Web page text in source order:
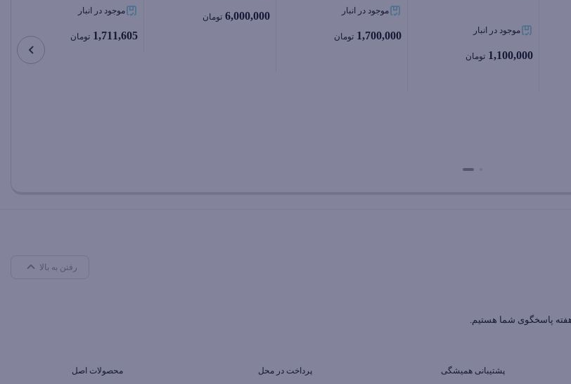
موجود در انبار
1,100,000 تومان
موجود در انبار
1,700,000 تومان
6,000,000 تومان
موجود در انبار
1,711,605 تومان
رفتن به بالا
پشتیبانی همیشگی پرداخت در محل محصولات اصل